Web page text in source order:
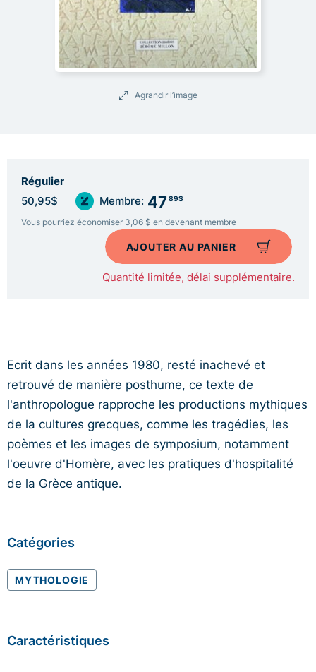
Agrandir l’image
Régulier
50,95$ Membre: 47 89$
Vous pourriez économiser 3,06 $ en devenant membre
AJOUTER AU PANIER
Quantité limitée, délai supplémentaire.
Ecrit dans les années 1980, resté inachevé et
retrouvé de manière posthume, ce texte de
l'anthropologue rapproche les productions mythiques
de la cultures grecques, comme les tragédies, les
poèmes et les images de symposium, notamment
l'oeuvre d'Homère, avec les pratiques d'hospitalité
de la Grèce antique.
Catégories
MYTHOLOGIE
Caractéristiques